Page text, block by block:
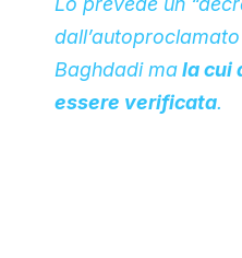
Baghdadi mala cui
essere verificata.